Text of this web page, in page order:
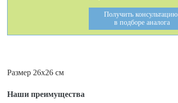
Получить консультацию
в подборе аналога
Размер 26х26 см
Наши преимущества